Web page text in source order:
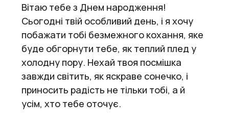
Вітаю тебе з Днем народження!
Сьогодні твій особливий день, і я хочу
побажати тобі безмежного кохання, яке
буде обгорнути тебе, як теплий плед у
холодну пору. Нехай твоя посмішка
завжди світить, як яскраве сонечко, і
приносить радість не тільки тобі, а й
усім, хто тебе оточує.